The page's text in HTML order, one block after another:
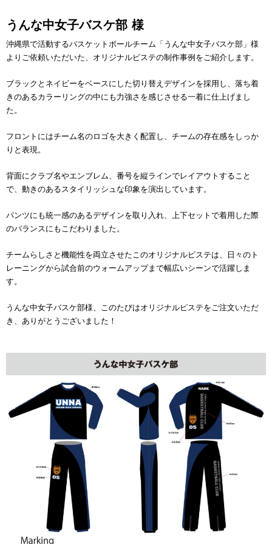
うんな中女子バスケ部 様
沖縄県で活動するバスケットボールチーム「うんな中女子バスケ部」様
よりご依頼いただいた、オリジナルピステの制作事例をご紹介します。
ブラックとネイビーをベースにした切り替えデザインを採用し、落ち着
きのあるカラーリングの中にも力強さを感じさせる一着に仕上げまし
た。
フロントにはチーム名のロゴを大きく配置し、チームの存在感をしっか
りと表現。
背面にクラブ名やエンブレム、番号を縦ラインでレイアウトすること
で、動きのあるスタイリッシュな印象を演出しています。
パンツにも統一感のあるデザインを取り入れ、上下セットで着用した際
のバランスにもこだわりました。
チームらしさと機能性を両立させたこのオリジナルピステは、日々のト
レーニングから試合前のウォームアップまで幅広いシーンで活躍しま
す。
うんな中女子バスケ部様、このたびはオリジナルピステをご注文いただ
き、ありがとうございました！